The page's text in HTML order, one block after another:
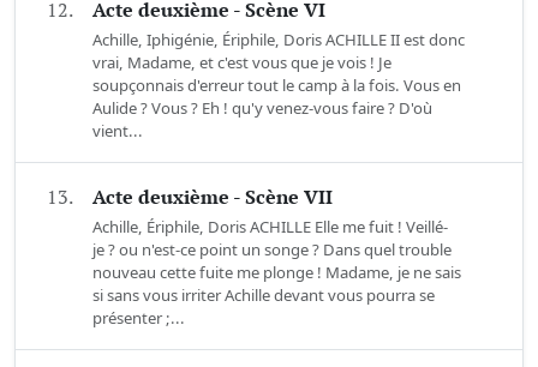
12. Acte deuxième - Scène VI
Achille, Iphigénie, Ériphile, Doris ACHILLE II est donc
vrai, Madame, et c'est vous que je vois ! Je
soupçonnais d'erreur tout le camp à la fois. Vous en
Aulide ? Vous ? Eh ! qu'y venez-vous faire ? D'où
vient...
13. Acte deuxième - Scène VII
Achille, Ériphile, Doris ACHILLE Elle me fuit ! Veillé-
je ? ou n'est-ce point un songe ? Dans quel trouble
nouveau cette fuite me plonge ! Madame, je ne sais
si sans vous irriter Achille devant vous pourra se
présenter ;...